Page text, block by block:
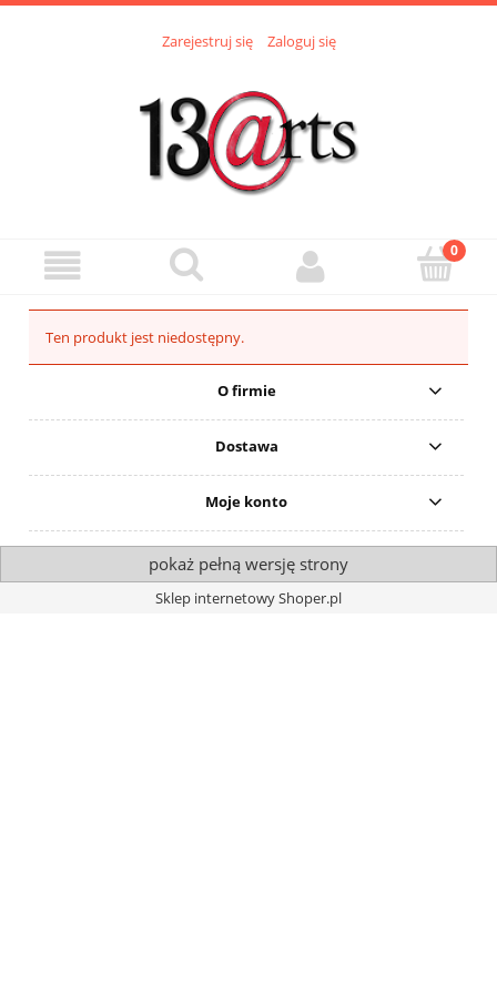
Zarejestruj się Zaloguj się
Ten produkt jest niedostępny.
O firmie
Dostawa
Moje konto
pokaż pełną wersję strony
Sklep internetowy Shoper.pl